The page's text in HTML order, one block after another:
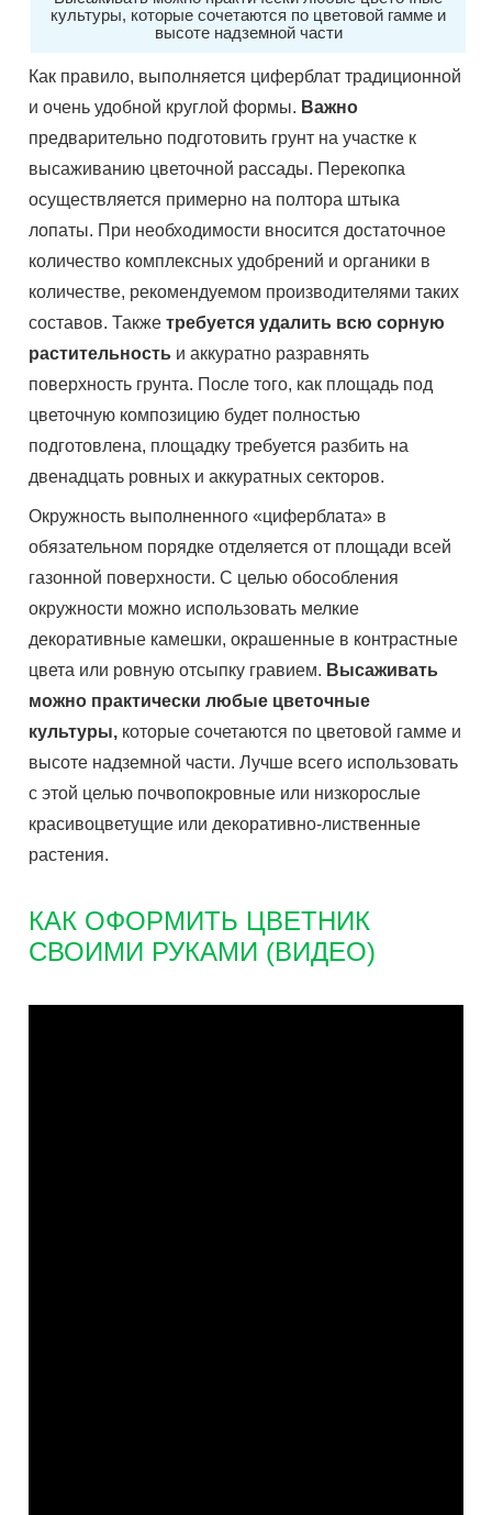
культуры, которые сочетаются по цветовой гамме и
высоте надземной части
Как правило, выполняется циферблат традиционной
и очень удобной круглой формы. Важно
предварительно подготовить грунт на участке к
высаживанию цветочной рассады. Перекопка
осуществляется примерно на полтора штыка
лопаты. При необходимости вносится достаточное
количество комплексных удобрений и органики в
количестве, рекомендуемом производителями таких
составов. Такжетребуется удалить всю сорную
растительность и аккуратно разравнять
поверхность грунта. После того, как площадь под
цветочную композицию будет полностью
подготовлена, площадку требуется разбить на
двенадцать ровных и аккуратных секторов.
Окружность выполненного «циферблата» в
обязательном порядке отделяется от площади всей
газонной поверхности. С целью обособления
окружности можно использовать мелкие
декоративные камешки, окрашенные в контрастные
цвета или ровную отсыпку гравием. Высаживать
можно практически любые цветочные
культуры, которые сочетаются по цветовой гамме и
высоте надземной части. Лучше всего использовать
с этой целью почвопокровные или низкорослые
красивоцветущие или декоративно-лиственные
растения.
КАК ОФОРМИТЬ ЦВЕТНИК
СВОИМИ РУКАМИ (ВИДЕО)